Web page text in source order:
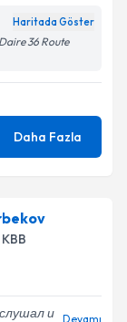
Haritada Göster
36 Route
Daha Fazla
и Devamı